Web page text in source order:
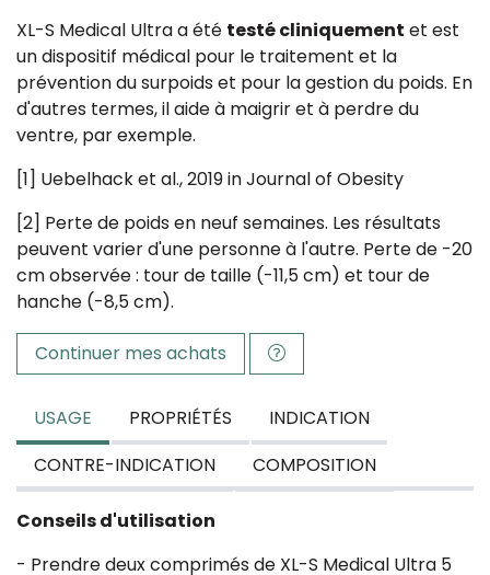
XL-S Medical Ultra a été testé cliniquement et est
un dispositif médical pour le traitement et la
prévention du surpoids et pour la gestion du poids. En
d'autres termes, il aide à maigrir et à perdre du
ventre, par exemple.
[1] Uebelhack et al., 2019 in Journal of Obesity
[2] Perte de poids en neuf semaines. Les résultats
peuvent varier d'une personne à l'autre. Perte de -20
cm observée : tour de taille (-11,5 cm) et tour de
hanche (-8,5 cm).
Continuer mes achats
USAGE PROPRIÉTÉS
INDICATION
CONTRE-INDICATION
COMPOSITION
Conseils d'utilisation
- Prendre deux comprimés de XL-S Medical Ultra 5